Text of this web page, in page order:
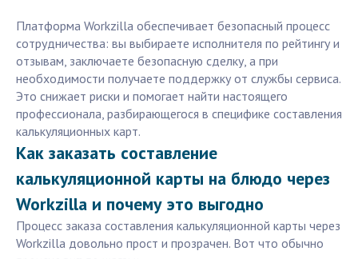
Платформа Workzilla обеспечивает безопасный процесс
сотрудничества: вы выбираете исполнителя по рейтингу и
отзывам, заключаете безопасную сделку, а при
необходимости получаете поддержку от службы сервиса.
Это снижает риски и помогает найти настоящего
профессионала, разбирающегося в специфике составления
калькуляционных карт.
Как заказать составление
калькуляционной карты на блюдо через
Workzilla и почему это выгодно
Процесс заказа составления калькуляционной карты через
Workzilla довольно прост и прозрачен. Вот что обычно